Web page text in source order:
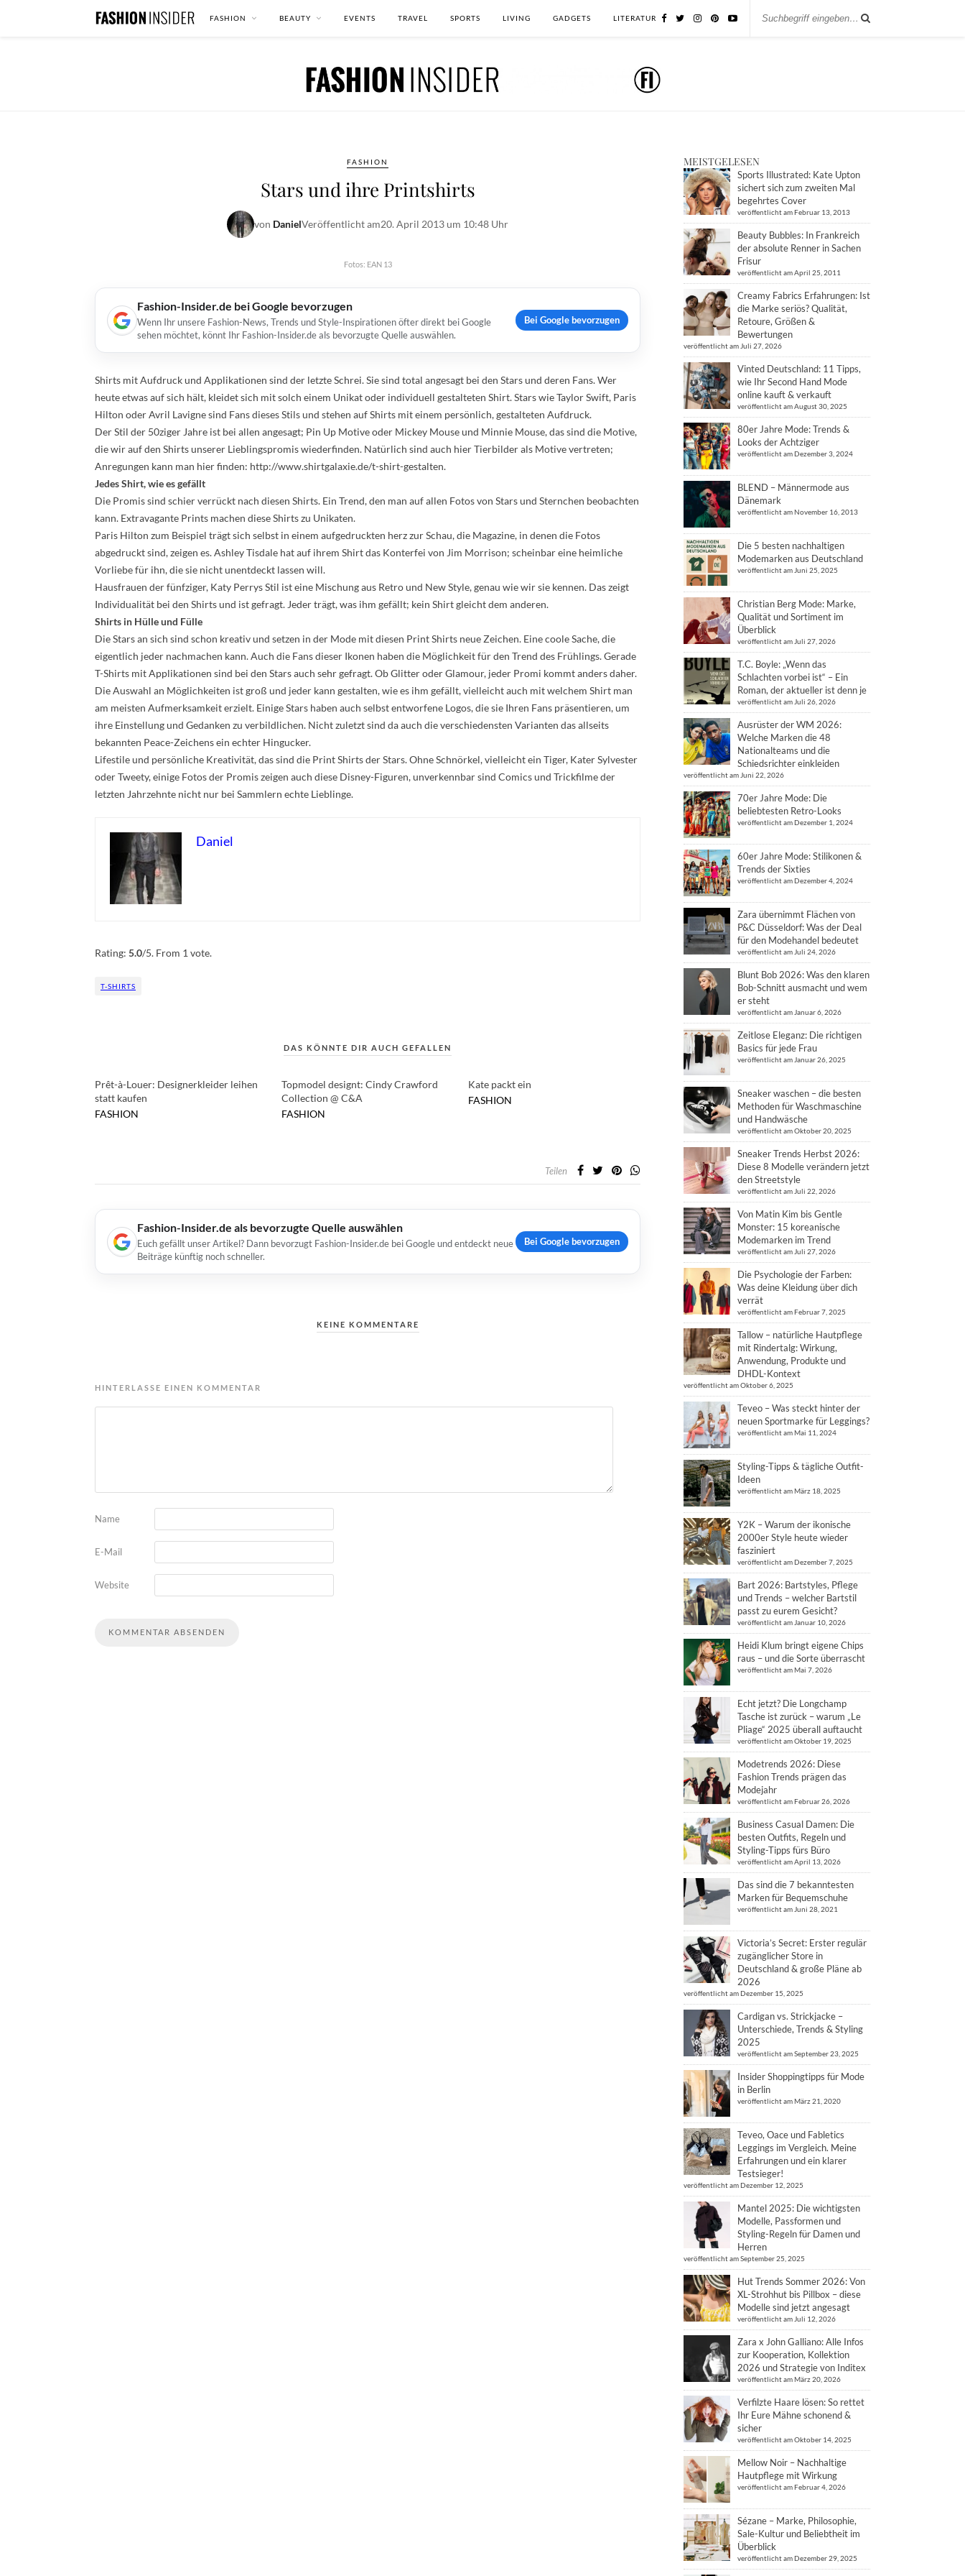
FASHION BEAUTY EVENTS TRAVEL SPORTS LIVING GADGETS LITERATUR
FASHION
Stars und ihre Printshirts
von DanielVeröffentlicht am20. April 2013 um 10:48 Uhr
Fotos: EAN 13
Fashion-Insider.de bei Google bevorzugen
Wenn Ihr unsere Fashion-News, Trends und Style-Inspirationen öfter direkt bei Google
sehen möchtet, könnt Ihr Fashion-Insider.de als bevorzugte Quelle auswählen.
Bei Google bevorzugen
Shirts mit Aufdruck und Applikationen sind der letzte Schrei. Sie sind total angesagt bei den Stars und deren Fans. Wer
heute etwas auf sich hält, kleidet sich mit solch einem Unikat oder individuell gestalteten Shirt. Stars wie Taylor Swift, Paris
Hilton oder Avril Lavigne sind Fans dieses Stils und stehen auf Shirts mit einem persönlich, gestalteten Aufdruck.
Der Stil der 50ziger Jahre ist bei allen angesagt; Pin Up Motive oder Mickey Mouse und Minnie Mouse, das sind die Motive,
die wir auf den Shirts unserer Lieblingspromis wiederfinden. Natürlich sind auch hier Tierbilder als Motive vertreten;
Anregungen kann man hier finden: http://www.shirtgalaxie.de/t-shirt-gestalten.
Jedes Shirt, wie es gefällt
Die Promis sind schier verrückt nach diesen Shirts. Ein Trend, den man auf allen Fotos von Stars und Sternchen beobachten
kann. Extravagante Prints machen diese Shirts zu Unikaten.
Paris Hilton zum Beispiel trägt sich selbst in einem aufgedruckten herz zur Schau, die Magazine, in denen die Fotos
abgedruckt sind, zeigen es. Ashley Tisdale hat auf ihrem Shirt das Konterfei von Jim Morrison; scheinbar eine heimliche
Vorliebe für ihn, die sie nicht unentdeckt lassen will.
Hausfrauen der fünfziger, Katy Perrys Stil ist eine Mischung aus Retro und New Style, genau wie wir sie kennen. Das zeigt
Individualität bei den Shirts und ist gefragt. Jeder trägt, was ihm gefällt; kein Shirt gleicht dem anderen.
Shirts in Hülle und Fülle
Die Stars an sich sind schon kreativ und setzen in der Mode mit diesen Print Shirts neue Zeichen. Eine coole Sache, die
eigentlich jeder nachmachen kann. Auch die Fans dieser Ikonen haben die Möglichkeit für den Trend des Frühlings. Gerade
T-Shirts mit Applikationen sind bei den Stars auch sehr gefragt. Ob Glitter oder Glamour, jeder Promi kommt anders daher.
Die Auswahl an Möglichkeiten ist groß und jeder kann gestalten, wie es ihm gefällt, vielleicht auch mit welchem Shirt man
am meisten Aufmerksamkeit erzielt. Einige Stars haben auch selbst entworfene Logos, die sie Ihren Fans präsentieren, um
ihre Einstellung und Gedanken zu verbildlichen. Nicht zuletzt sind da auch die verschiedensten Varianten das allseits
bekannten Peace-Zeichens ein echter Hingucker.
Lifestile und persönliche Kreativität, das sind die Print Shirts der Stars. Ohne Schnörkel, vielleicht ein Tiger, Kater Sylvester
oder Tweety, einige Fotos der Promis zeigen auch diese Disney-Figuren, unverkennbar sind Comics und Trickfilme der
letzten Jahrzehnte nicht nur bei Sammlern echte Lieblinge.
Daniel
Rating: 5.0/5. From 1 vote.
T-SHIRTS
DAS KÖNNTE DIR AUCH GEFALLEN
Prêt-à-Louer: Designerkleider leihen
statt kaufen
FASHION
Topmodel designt: Cindy Crawford
Collection @ C&A
FASHION
Kate packt ein
FASHION
Teilen
Fashion-Insider.de als bevorzugte Quelle auswählen
Euch gefällt unser Artikel? Dann bevorzugt Fashion-Insider.de bei Google und entdeckt neue
Beiträge künftig noch schneller.
Bei Google bevorzugen
KEINE KOMMENTARE
HINTERLASSE EINEN KOMMENTAR
Name
E-Mail
Website
MEISTGELESEN
Sports Illustrated: Kate Upton
sichert sich zum zweiten Mal
begehrtes Cover
veröffentlicht am Februar 13, 2013
Beauty Bubbles: In Frankreich
der absolute Renner in Sachen
Frisur
veröffentlicht am April 25, 2011
Creamy Fabrics Erfahrungen: Ist
die Marke seriös? Qualität,
Retoure, Größen &
Bewertungen
veröffentlicht am Juli 27, 2026
Vinted Deutschland: 11 Tipps,
wie Ihr Second Hand Mode
online kauft & verkauft
veröffentlicht am August 30, 2025
80er Jahre Mode: Trends &
Looks der Achtziger
veröffentlicht am Dezember 3, 2024
BLEND – Männermode aus
Dänemark
veröffentlicht am November 16, 2013
Die 5 besten nachhaltigen
Modemarken aus Deutschland
veröffentlicht am Juni 25, 2025
Christian Berg Mode: Marke,
Qualität und Sortiment im
Überblick
veröffentlicht am Juli 27, 2026
T.C. Boyle: „Wenn das
Schlachten vorbei ist“ – Ein
Roman, der aktueller ist denn je
veröffentlicht am Juli 26, 2026
Ausrüster der WM 2026:
Welche Marken die 48
Nationalteams und die
Schiedsrichter einkleiden
veröffentlicht am Juni 22, 2026
70er Jahre Mode: Die
beliebtesten Retro-Looks
veröffentlicht am Dezember 1, 2024
60er Jahre Mode: Stilikonen &
Trends der Sixties
veröffentlicht am Dezember 4, 2024
Zara übernimmt Flächen von
P&C Düsseldorf: Was der Deal
für den Modehandel bedeutet
veröffentlicht am Juli 24, 2026
Blunt Bob 2026: Was den klaren
Bob-Schnitt ausmacht und wem
er steht
veröffentlicht am Januar 6, 2026
Zeitlose Eleganz: Die richtigen
Basics für jede Frau
veröffentlicht am Januar 26, 2025
Sneaker waschen – die besten
Methoden für Waschmaschine
und Handwäsche
veröffentlicht am Oktober 20, 2025
Sneaker Trends Herbst 2026:
Diese 8 Modelle verändern jetzt
den Streetstyle
veröffentlicht am Juli 22, 2026
Von Matin Kim bis Gentle
Monster: 15 koreanische
Modemarken im Trend
veröffentlicht am Juli 27, 2026
Die Psychologie der Farben:
Was deine Kleidung über dich
verrät
veröffentlicht am Februar 7, 2025
Tallow – natürliche Hautpflege
mit Rindertalg: Wirkung,
Anwendung, Produkte und
DHDL-Kontext
veröffentlicht am Oktober 6, 2025
Teveo – Was steckt hinter der
neuen Sportmarke für Leggings?
veröffentlicht am Mai 11, 2024
Styling-Tipps & tägliche Outfit-
Ideen
veröffentlicht am März 18, 2025
Y2K – Warum der ikonische
2000er Style heute wieder
fasziniert
veröffentlicht am Dezember 7, 2025
Bart 2026: Bartstyles, Pflege
und Trends – welcher Bartstil
passt zu eurem Gesicht?
veröffentlicht am Januar 10, 2026
Heidi Klum bringt eigene Chips
raus – und die Sorte überrascht
veröffentlicht am Mai 7, 2026
Echt jetzt? Die Longchamp
Tasche ist zurück – warum „Le
Pliage“ 2025 überall auftaucht
veröffentlicht am Oktober 19, 2025
Modetrends 2026: Diese
Fashion Trends prägen das
Modejahr
veröffentlicht am Februar 26, 2026
Business Casual Damen: Die
besten Outfits, Regeln und
Styling-Tipps fürs Büro
veröffentlicht am April 13, 2026
Das sind die 7 bekanntesten
Marken für Bequemschuhe
veröffentlicht am Juni 28, 2021
Victoria’s Secret: Erster regulär
zugänglicher Store in
Deutschland & große Pläne ab
2026
veröffentlicht am Dezember 15, 2025
Cardigan vs. Strickjacke –
Unterschiede, Trends & Styling
2025
veröffentlicht am September 23, 2025
Insider Shoppingtipps für Mode
in Berlin
veröffentlicht am März 21, 2020
Teveo, Oace und Fabletics
Leggings im Vergleich. Meine
Erfahrungen und ein klarer
Testsieger!
veröffentlicht am Dezember 12, 2025
Mantel 2025: Die wichtigsten
Modelle, Passformen und
Styling-Regeln für Damen und
Herren
veröffentlicht am September 25, 2025
Hut Trends Sommer 2026: Von
XL-Strohhut bis Pillbox – diese
Modelle sind jetzt angesagt
veröffentlicht am Juli 12, 2026
Zara x John Galliano: Alle Infos
zur Kooperation, Kollektion
2026 und Strategie von Inditex
veröffentlicht am März 20, 2026
Verfilzte Haare lösen: So rettet
Ihr Eure Mähne schonend &
sicher
veröffentlicht am Oktober 14, 2025
Mellow Noir – Nachhaltige
Hautpflege mit Wirkung
veröffentlicht am Februar 4, 2026
Sézane – Marke, Philosophie,
Sale-Kultur und Beliebtheit im
Überblick
veröffentlicht am Dezember 29, 2025